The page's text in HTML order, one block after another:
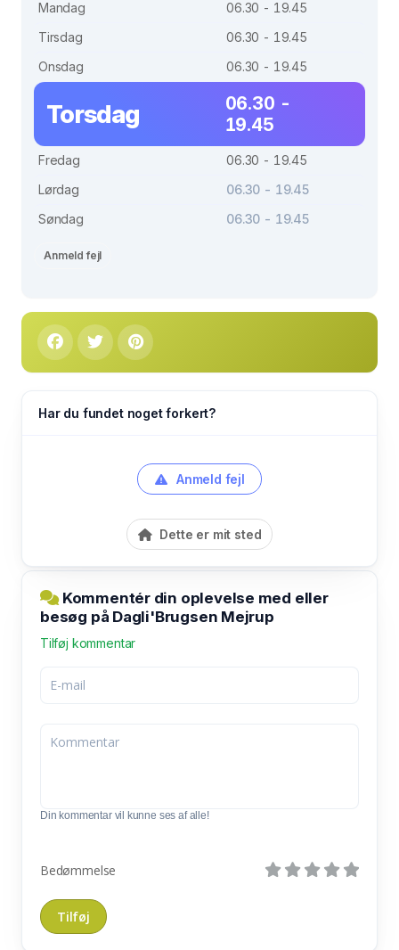
Mandag
06.30 - 19.45
Tirsdag
06.30 - 19.45
Onsdag
06.30 - 19.45
Torsdag
06.30 -
19.45
Fredag
06.30 - 19.45
Lørdag
06.30 - 19.45
Søndag
06.30 - 19.45
Anmeld fejl
Har du fundet noget forkert?
Anmeld fejl
Dette er mit sted
Kommentér din oplevelse med eller
besøg på Dagli'Brugsen Mejrup
Tilføj kommentar
Din kommentar vil kunne ses af alle!
Bedømmelse